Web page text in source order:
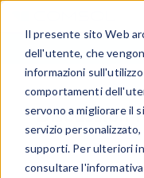
Il presente sito Web
dell'utente, che
informazioni
comportamenti
servono a migliorare il
servizio
supporti. Per ulteriori
consultare l'informativa
Discussion